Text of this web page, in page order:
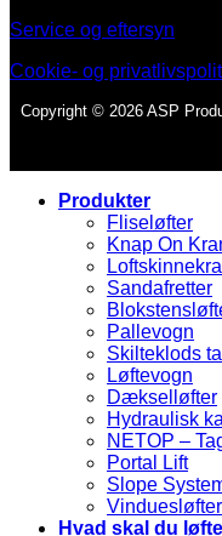
Service og eftersyn
Cookie- og
Copyright © 2026 ASP
Produkter
Fliseløfter
Knap On
Sandafretter
Pallevogn
Skilteklods
Løftevogn
Dækselløfter
Hydraulisk
NETOP –
Portal Lift
Slope
Vinduesløfter
Hvad skal du